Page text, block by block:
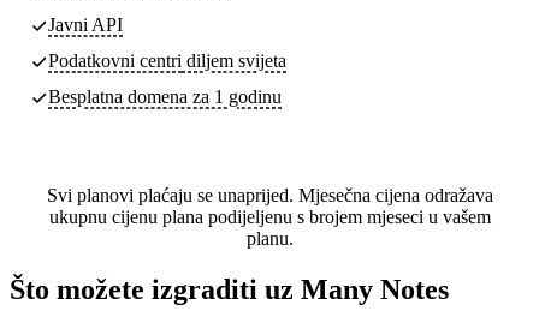
Javni API
Podatkovni centri diljem svijeta
Besplatna domena za 1 godinu
Svi planovi plaćaju se unaprijed. Mjesečna cijena odražava
ukupnu cijenu plana podijeljenu s brojem mjeseci u vašem
planu.
Što možete izgraditi uz Many Notes